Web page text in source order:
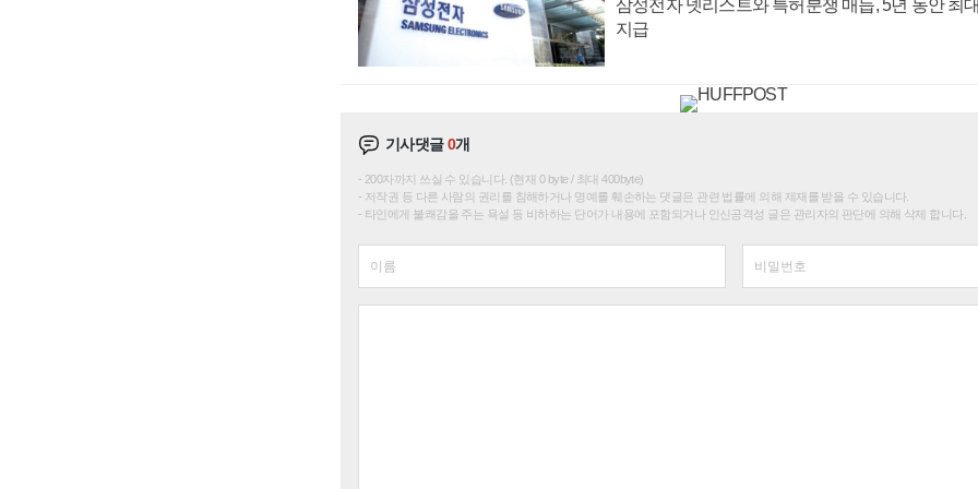
삼성전자 넷리스트와 특허분쟁 매듭, 5년 동안 최
지급
기사댓글0개
200자까지 쓰실 수 있습니다. (현재 0 byte / 최대 400byte)
저작권 등 다른 사람의 권리를 침해하거나 명예를 훼손하는 댓글은 관련 법률에 의해 제재를 받을 수 있습니다.
타인에게 불쾌감을 주는 욕설 등 비하하는 단어가 내용에 포함되거나 인신공격성 글은 관리자의 판단에 의해 삭제 합니다.